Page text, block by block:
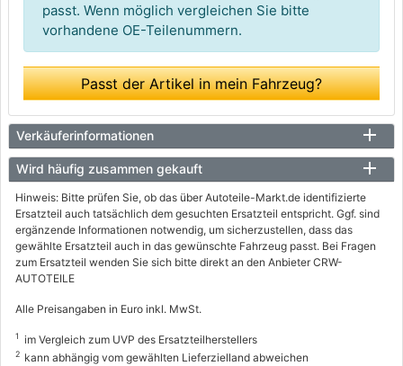
passt. Wenn möglich vergleichen Sie bitte
vorhandene OE-Teilenummern.
Passt der Artikel in mein Fahrzeug?
Verkäuferinformationen
Wird häufig zusammen gekauft
Hinweis: Bitte prüfen Sie, ob das über Autoteile-Markt.de identifizierte
Ersatzteil auch tatsächlich dem gesuchten Ersatzteil entspricht. Ggf. sind
ergänzende Informationen notwendig, um sicherzustellen, dass das
gewählte Ersatzteil auch in das gewünschte Fahrzeug passt. Bei Fragen
zum Ersatzteil wenden Sie sich bitte direkt an den Anbieter CRW-
AUTOTEILE
Alle Preisangaben in Euro inkl. MwSt.
1 im Vergleich zum UVP des Ersatzteilherstellers
2 kann abhängig vom gewählten Lieferzielland abweichen